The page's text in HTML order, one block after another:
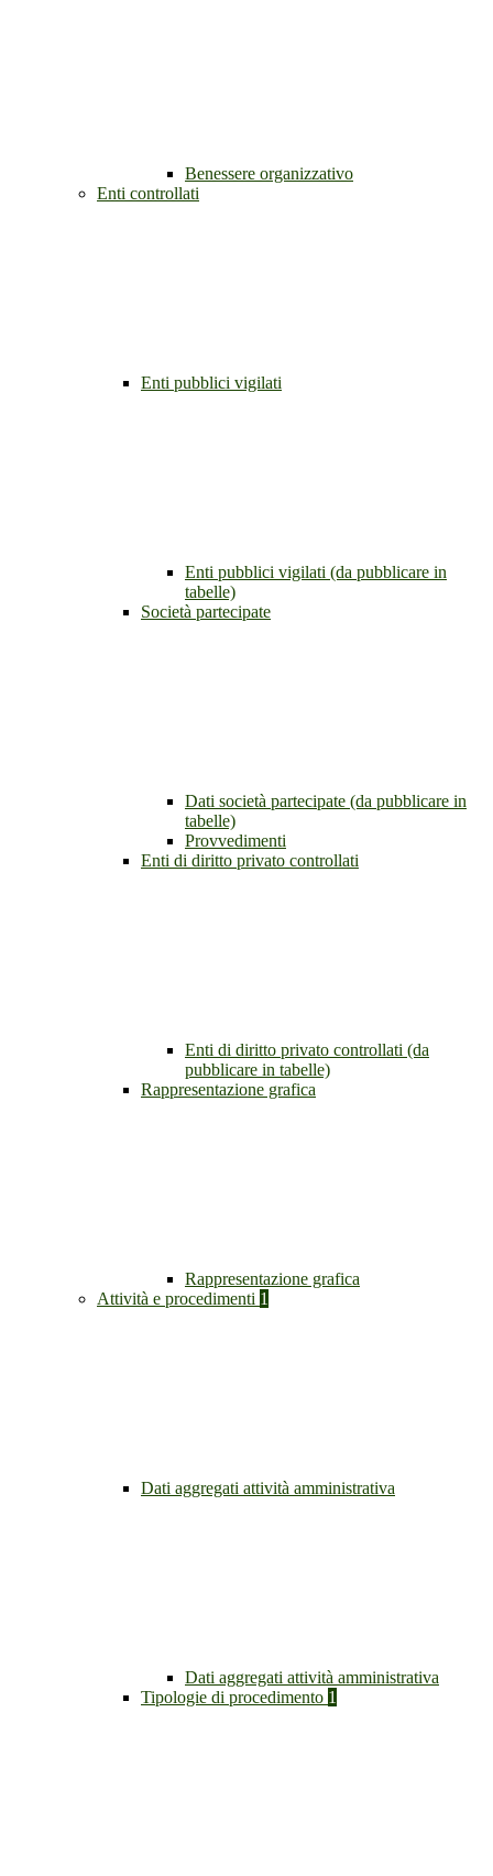
Benessere organizzativo
Enti controllati
Enti pubblici vigilati
Enti pubblici vigilati (da pubblicare in
tabelle)
Società partecipate
Dati società partecipate (da pubblicare in
tabelle)
Provvedimenti
Enti di diritto privato controllati
Enti di diritto privato controllati (da
pubblicare in tabelle)
Rappresentazione grafica
Rappresentazione grafica
Attività e procedimenti 1
Dati aggregati attività amministrativa
Dati aggregati attività amministrativa
Tipologie di procedimento 1